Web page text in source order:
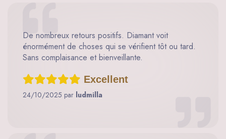
De nombreux retours positifs. Diamant voit
énormément de choses qui se vérifient tôt ou tard.
Sans complaisance et bienveillante.
Excellent
24/10/2025 par ludmilla